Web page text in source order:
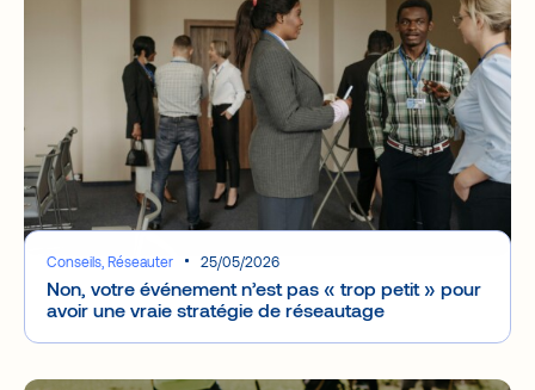
Conseils, Réseauter 25/05/2026
Non, votre événement n’est pas « trop petit » pour
avoir une vraie stratégie de réseautage